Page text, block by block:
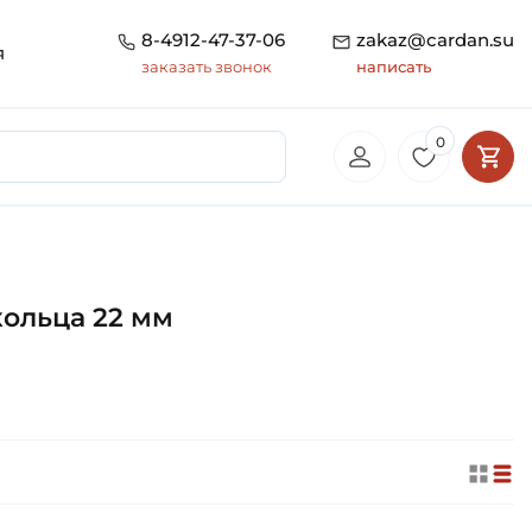
8-4912-47-37-06
заказать звонок
zakaz@cardan.su
написать
0
22 мм